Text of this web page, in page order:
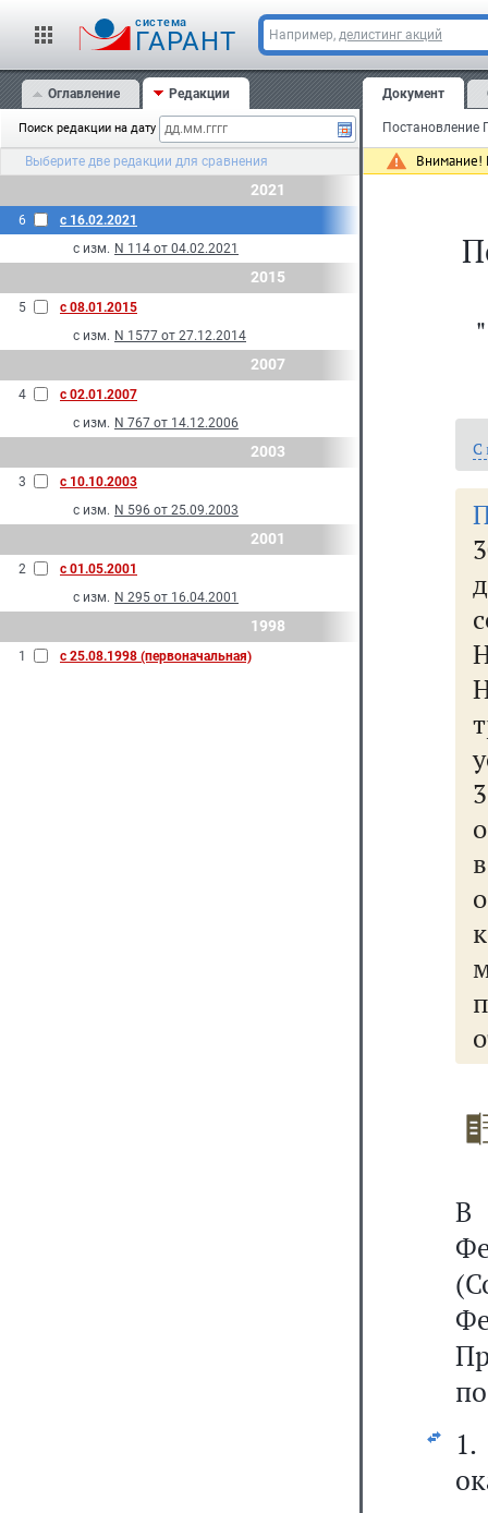
cистема
ГАРАНТ Например, делистинг акций
Оглавление Редакции
Поиск редакции на дату
Выберите две редакции для сравнения
2021
6
с 16.02.2021
с изм. N 114 от 04.02.2021
2015
5
с 08.01.2015
с изм. N 1577 от 27.12.2014
2007
4
с 02.01.2007
с изм. N 767 от 14.12.2006
2003
3
с 10.10.2003
с изм. N 596 от 25.09.2003
2001
2
с 01.05.2001
с изм. N 295 от 16.04.2001
1998
1 с 25.08.1998 (первоначальная)
Документ
Внимание!
С
В